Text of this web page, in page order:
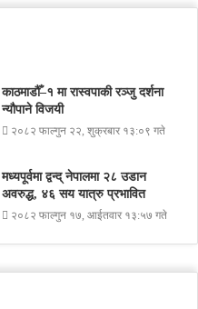
काठमाडौँ–१ मा रास्वपाकी रञ्जु दर्शना
न्यौपाने विजयी
२०८२ फाल्गुन २२, शुक्रबार १३:०९ गते
मध्यपूर्वमा द्वन्द् नेपालमा २८ उडान
अवरुद्ध, ४६ सय यात्रु प्रभावित
२०८२ फाल्गुन १७, आईतवार १३:५७ गते